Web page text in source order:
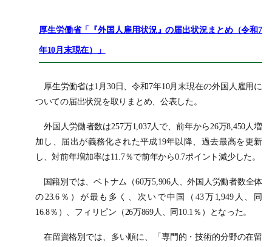
厚生労働省「『外国人雇用状況』の届出状況まとめ（令和7
年10月末現在）」
厚生労働省は1月30日、令和7年10月末現在の外国人雇用に
ついての届出状況を取りまとめ、公表した。
外国人労働者数は257万1,037人で、前年から26万8,450人増
加し、届出が義務化された平成19年以降、過去最高を更新
し、対前年増加率は11.7％で前年から0.7ポイント減少した。
国籍別では、ベトナム（60万5,906人、外国人労働者数全体
の23.6％）が最も多く、次いで中国（43万1,949人、同
16.8％）、フィリピン（26万869人、同10.1％）となった。
在留資格別では、多い順に、「専門的・技術的分野の在留